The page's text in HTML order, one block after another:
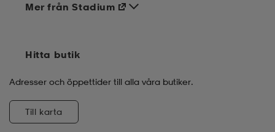
Mer från Stadium
Hitta butik
Adresser och öppettider till alla våra butiker.
Till karta